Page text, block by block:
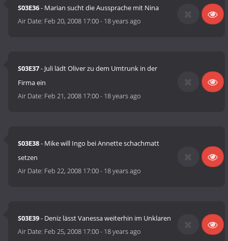
S03E36- Marian sucht die Aussprache mit Nina
Air Date: Feb 20, 2008 17:00- 18 years ago
S03E37- Juli lädt Oliver zu dem Umtrunk in der
Firma ein
Air Date: Feb 21, 2008 17:00- 18 years ago
S03E38- Mike will Ingo bei Annette schachmatt
setzen
Air Date: Feb 22, 2008 17:00- 18 years ago
S03E39- Deniz lässt Vanessa weiterhin im Unklaren
Air Date: Feb 25, 2008 17:00- 18 years ago